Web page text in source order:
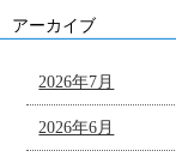
アーカイブ
2026年7月
2026年6月